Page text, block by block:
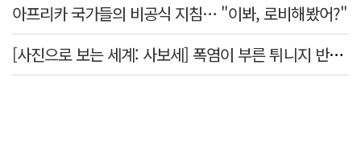
아프리카 국가들의 비공식 지침… "이봐, 로비해봤어?"
[사진으로 보는 세계: 사보세] 폭염이 부른 튀니지 반정부 시위